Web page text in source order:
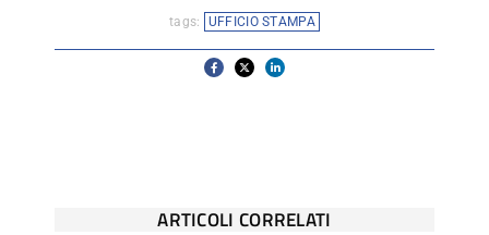
tags:
UFFICIO STAMPA
ARTICOLI CORRELATI